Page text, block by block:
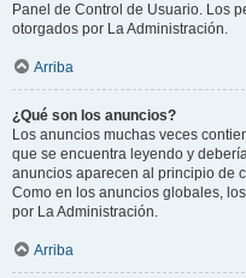
Panel de Control de Usuario. Los
otorgados por La Administración.
Arriba
¿Qué son los anuncios?
Los anuncios muchas veces
que se encuentra leyendo y
anuncios aparecen al principio de
Como en los anuncios globales,
por La Administración.
Arriba